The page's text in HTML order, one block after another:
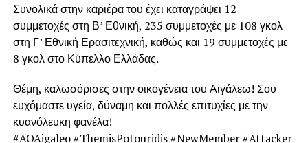
Συνολικά στην καριέρα του έχει καταγράψει 12
συμμετοχές στη Β’ Εθνική, 235 συμμετοχές με 108 γκολ
στη Γ’ Εθνική Ερασιτεχνική, καθώς και 19 συμμετοχές με
8 γκολ στο Κύπελλο Ελλάδας.
Θέμη, καλωσόρισες στην οικογένεια του Αιγάλεω! Σου
ευχόμαστε υγεία, δύναμη και πολλές επιτυχίες με την
κυανόλευκη φανέλα!
#AOAigaleo #ThemisPotouridis #NewMember #Attacker